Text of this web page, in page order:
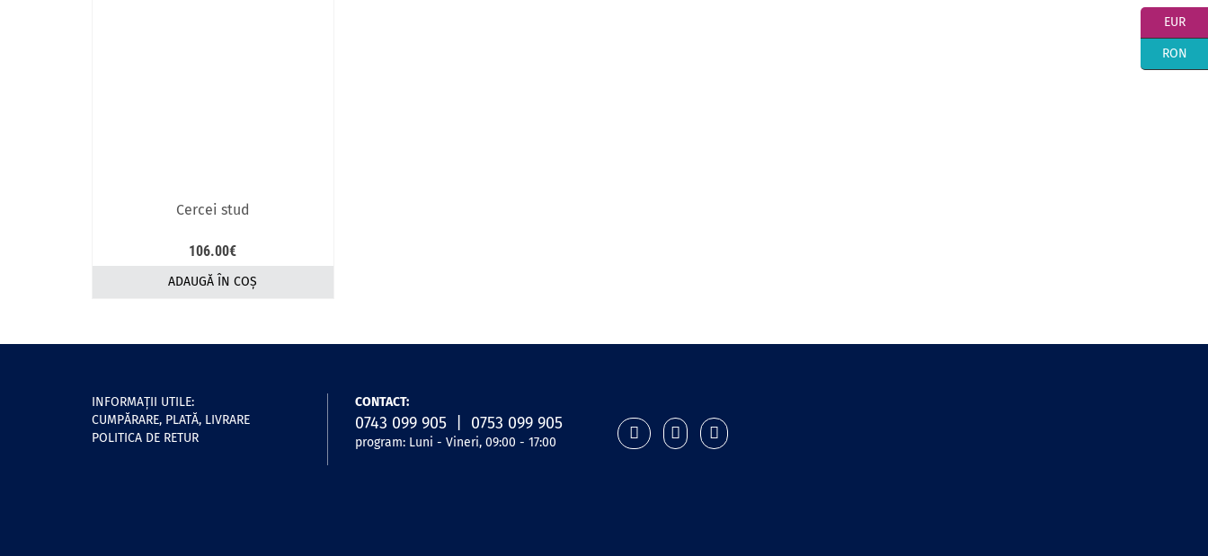
Cercei stud
106.00€
ADAUGĂ ÎN COȘ
INFORMAŢII UTILE:
CUMPĂRARE, PLATĂ, LIVRARE
POLITICA DE RETUR
CONTACT:
0743 099 905 | 0753 099 905
program: Luni - Vineri, 09:00 - 17:00
EUR
RON